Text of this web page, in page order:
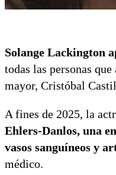
Solange Lackington
todas las personas
mayor, Cristóbal
A fines de 2025, la
Ehlers-Danlos, una
vasos sanguíneos y
médico.